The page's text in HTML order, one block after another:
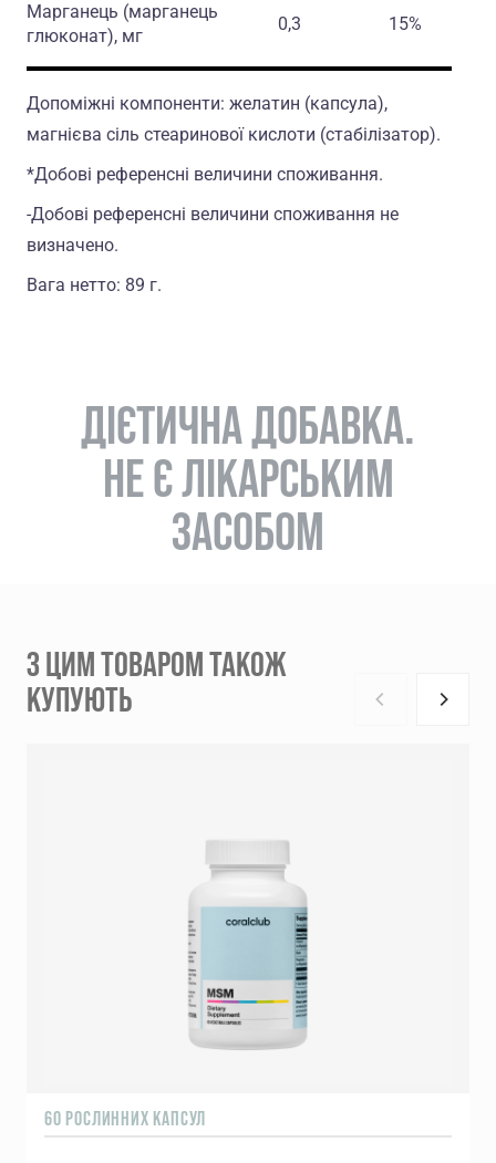
Марганець (марганець
глюконат), мг
0,3 15%
Допоміжні компоненти: желатин (капсула),
магнієва сiль стеаринової кислоти (стабiлiзатор).
*Добові референсні величини споживання.
-Добові референсні величини споживання не
визначено.
Вага нетто: 89 г.
ДІЄТИЧНА ДОБАВКА.
НЕ Є ЛІКАРСЬКИМ
ЗАСОБОМ
З ЦИМ ТОВАРОМ ТАКОЖ
КУПУЮТЬ
60 РОСЛИННИХ КАПСУЛ